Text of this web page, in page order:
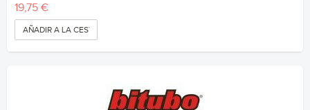
19,75 €
AÑADIR A LA CESTA